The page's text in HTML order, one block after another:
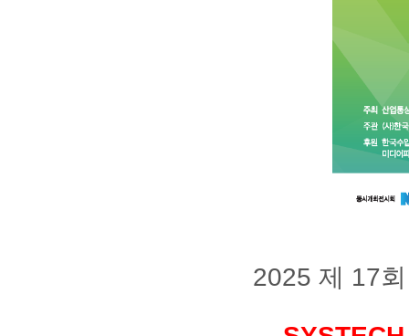
2025 제 17